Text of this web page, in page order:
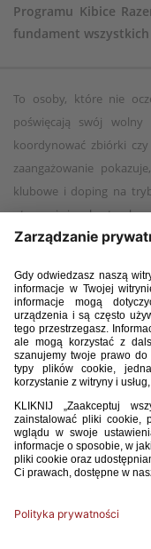
Programu Kibice
fundament
To osoby, które nie
poświęcają swój
koordynować zbiórki
zaangażowanie
klubowe i doping na
otoczenie i realna troska
Programu
obrazuje skalę
przeprowadzenie wielu
całego kraju.
Każdy z wolontariuszy
opartej na współpracy,
stanowi dowód na to, że
i przekłada się na
Program Kibice Razem